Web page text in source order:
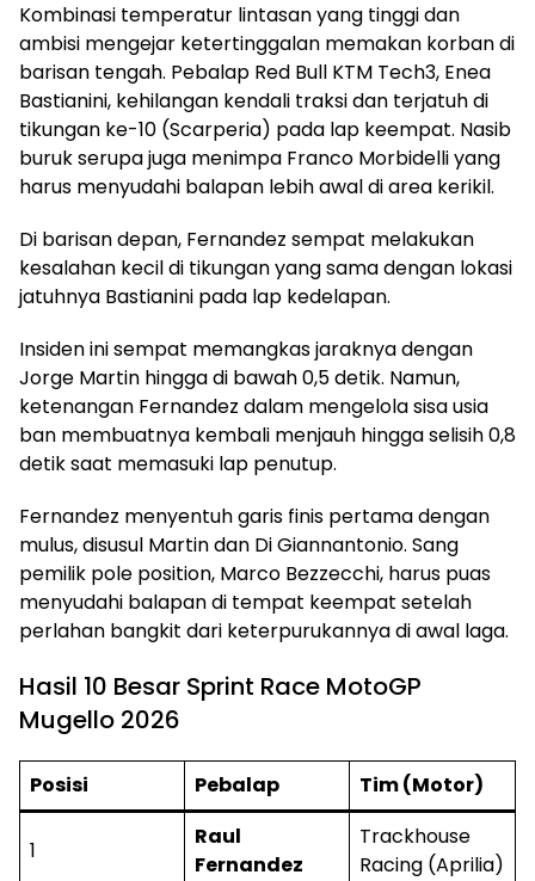
Kombinasi temperatur lintasan yang tinggi dan
ambisi mengejar ketertinggalan memakan korban di
barisan tengah. Pebalap Red Bull KTM Tech3, Enea
Bastianini, kehilangan kendali traksi dan terjatuh di
tikungan ke-10 (Scarperia) pada lap keempat. Nasib
buruk serupa juga menimpa Franco Morbidelli yang
harus menyudahi balapan lebih awal di area kerikil.
Di barisan depan, Fernandez sempat melakukan
kesalahan kecil di tikungan yang sama dengan lokasi
jatuhnya Bastianini pada lap kedelapan.
Insiden ini sempat memangkas jaraknya dengan
Jorge Martin hingga di bawah 0,5 detik. Namun,
ketenangan Fernandez dalam mengelola sisa usia
ban membuatnya kembali menjauh hingga selisih 0,8
detik saat memasuki lap penutup.
Fernandez menyentuh garis finis pertama dengan
mulus, disusul Martin dan Di Giannantonio. Sang
pemilik pole position, Marco Bezzecchi, harus puas
menyudahi balapan di tempat keempat setelah
perlahan bangkit dari keterpurukannya di awal laga.
Hasil 10 Besar Sprint Race MotoGP
Mugello 2026
Posisi Pebalap Tim (Motor)
1
Raul
Fernandez
Trackhouse
Racing (Aprilia)